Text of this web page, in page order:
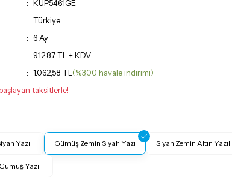
KUP5461GE
Türkiye
6 Ay
912,87 TL + KDV
1.062,58 TL (%3,00 havale indirimi)
taksitlerle!
Yazılı Gümüş Zemin Siyah Yazı Siyah Zemin Altın Yazılı
Yazılı